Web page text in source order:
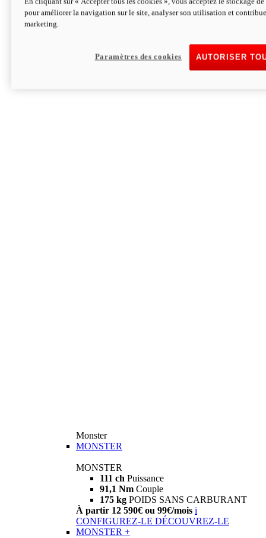
Hypermotard V2 SP 100
Découvrez-le
Monster
MONSTER
MONSTER
111 ch Puissance
91,1 Nm Couple
175 kg POIDS SANS CARBURANT
À partir 12 590€ ou 99€/mois i
CONFIGUREZ-LE DÉCOUVREZ-LE
MONSTER +
pour améliorer la navigation sur le site, analyser son utilisation et
marketing.
AUTORISER
Paramètres des cookies